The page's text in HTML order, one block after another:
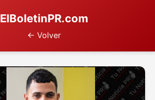
ElBoletinPR.com
← Volver